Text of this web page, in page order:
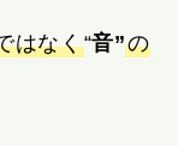
はなく“音”の